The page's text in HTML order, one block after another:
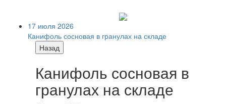
17 июля 2026
Канифоль сосновая в гранулах на складе
Назад
Канифоль сосновая в
гранулах на складе